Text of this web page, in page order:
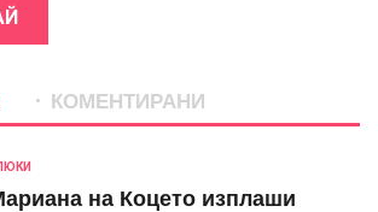
КОМЕНТИРАНИ
на Коцето изплаши